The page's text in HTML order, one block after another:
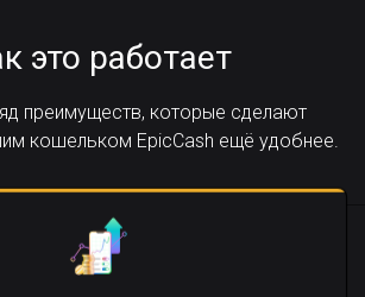
это работает
преимуществ, которые сделают
кошельком EpicCash ещё удобнее.